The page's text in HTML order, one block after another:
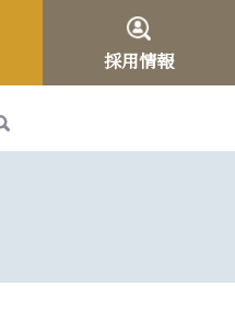
採用情報